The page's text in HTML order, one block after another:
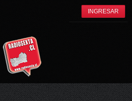
INGRESAR